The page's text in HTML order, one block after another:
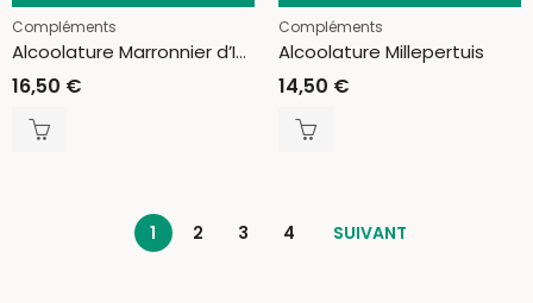
Compléments
Alcoolature Marronnier d’Inde
16,50 €
Compléments
Alcoolature Millepertuis
14,50 €
1 2 3 4 SUIVANT